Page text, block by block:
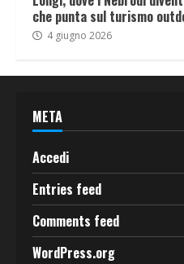
che punta sul turismo
4 giugno 2026
META
Accedi
Entries feed
Comments feed
WordPress.org